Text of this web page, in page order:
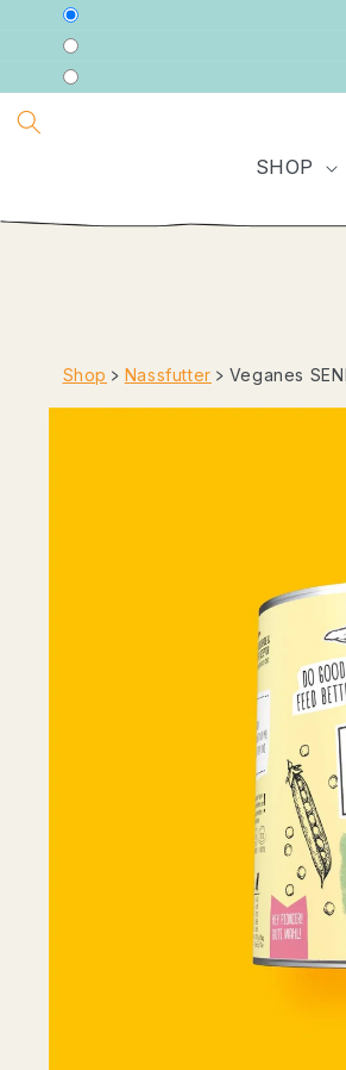
DIREKT
ZUM
INHALT
SHOP
Shop ﹥ Nassfutter ﹥ Veganes